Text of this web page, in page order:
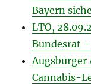
Bayern
LTO,
Bundesrat
Augsburger
Cannabis-